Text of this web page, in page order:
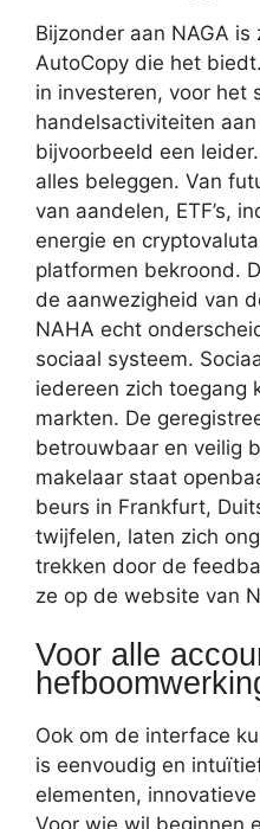
Bijzonder aan NAGA
AutoCopy die het
in investeren, voor het
handelsactiviteiten
bijvoorbeeld een
alles beleggen. Van
van aandelen, ETF’s,
energie en
platformen bekroond.
de aanwezigheid van
NAHA echt
sociaal systeem.
iedereen zich toegang
markten. De
betrouwbaar en veilig
makelaar staat
beurs in Frankfurt,
twijfelen, laten zich
trekken door de
ze op de website van
Voor alle
Ook om de interface
is eenvoudig en
elementen,